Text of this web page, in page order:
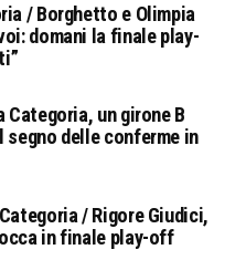
/ Borghetto e Olimpia
domani la finale play-
Categoria, un girone B
segno delle conferme in
/ Rigore Giudici,
in finale play-off